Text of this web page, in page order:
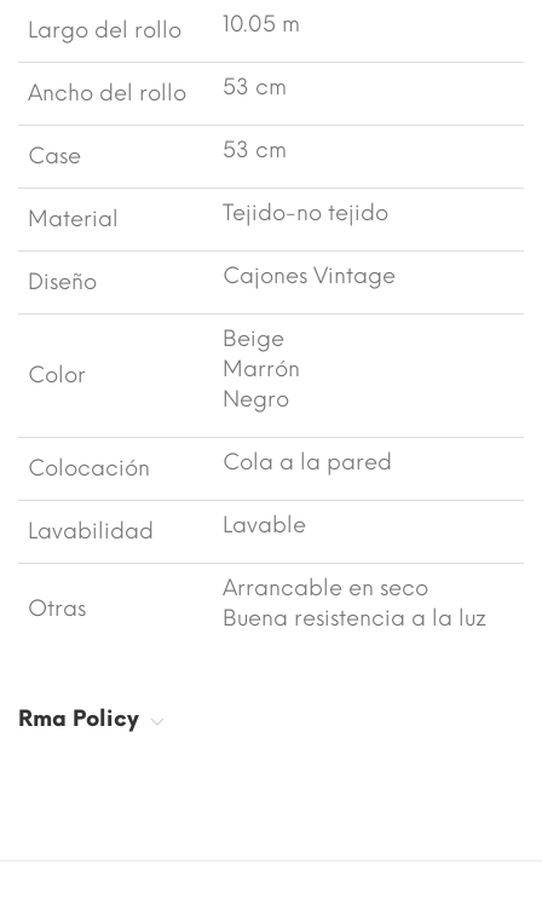
Largo del rollo 10.05 m
Ancho del rollo 53 cm
Case 53 cm
Material Tejido-no tejido
Diseño Cajones Vintage
Color
Beige
Marrón
Negro
Colocación Cola a la pared
Lavabilidad Lavable
Otras
Arrancable en seco
Buena resistencia a la luz
Rma Policy